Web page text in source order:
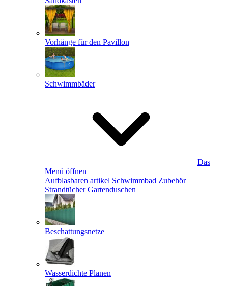
Vorhänge für den Pavillon
Schwimmbäder
Das
Menü öffnen
Aufblasbaren artikel Schwimmbad Zubehör
Strandtücher Gartenduschen
Beschattungsnetze
Wasserdichte Planen